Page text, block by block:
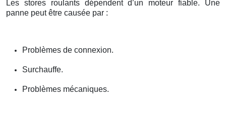
Les stores roulants dépendent d’un moteur fiable. Une
panne peut être causée par :
Problèmes de connexion.
Surchauffe.
Problèmes mécaniques.